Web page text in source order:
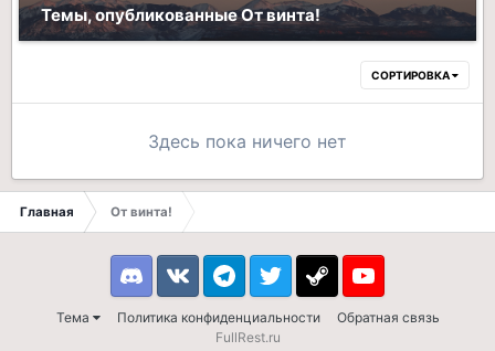
Темы, опубликованные От винта!
СОРТИРОВКА
Здесь пока ничего нет
Главная От винта!
Тема Политика конфиденциальности Обратная связь
DiscordVK TelegramTwitter Steam Youtube
FullRest.ru